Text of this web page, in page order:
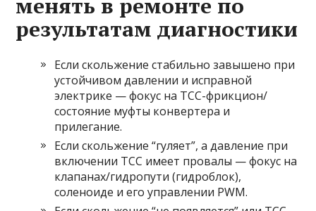
менять в ремонте по
результатам диагностики
Если скольжение стабильно завышено при
устойчивом давлении и исправной
электрике — фокус на TCC-фрикцион/
состояние муфты конвертера и
прилегание.
Если скольжение “гуляет”, а давление при
включении TCC имеет провалы — фокус на
клапанах/гидропути (гидроблок),
соленоиде и его управлении PWM.